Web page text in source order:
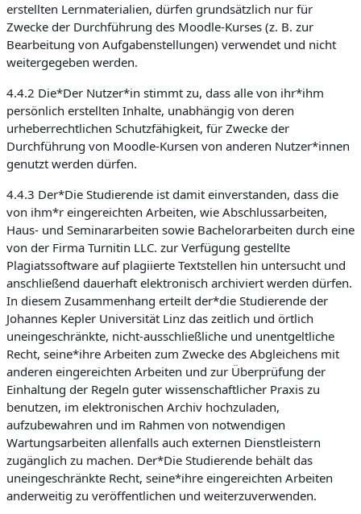
erstellten Lernmaterialien, dürfen grundsätzlich nur für
Zwecke der Durchführung des Moodle-Kurses (z. B. zur
Bearbeitung von Aufgabenstellungen) verwendet und nicht
weitergegeben werden.
4.4.2 Die*Der Nutzer*in stimmt zu, dass alle von ihr*ihm
persönlich erstellten Inhalte, unabhängig von deren
urheberrechtlichen Schutzfähigkeit, für Zwecke der
Durchführung von Moodle-Kursen von anderen Nutzer*innen
genutzt werden dürfen.
4.4.3 Der*Die Studierende ist damit einverstanden, dass die
von ihm*r eingereichten Arbeiten, wie Abschlussarbeiten,
Haus- und Seminararbeiten sowie Bachelorarbeiten durch eine
von der Firma Turnitin LLC. zur Verfügung gestellte
Plagiatssoftware auf plagiierte Textstellen hin untersucht und
anschließend dauerhaft elektronisch archiviert werden dürfen.
In diesem Zusammenhang erteilt der*die Studierende der
Johannes Kepler Universität Linz das zeitlich und örtlich
uneingeschränkte, nicht-ausschließliche und unentgeltliche
Recht, seine*ihre Arbeiten zum Zwecke des Abgleichens mit
anderen eingereichten Arbeiten und zur Überprüfung der
Einhaltung der Regeln guter wissenschaftlicher Praxis zu
benutzen, im elektronischen Archiv hochzuladen,
aufzubewahren und im Rahmen von notwendigen
Wartungsarbeiten allenfalls auch externen Dienstleistern
zugänglich zu machen. Der*Die Studierende behält das
uneingeschränkte Recht, seine*ihre eingereichten Arbeiten
anderweitig zu veröffentlichen und weiterzuverwenden.